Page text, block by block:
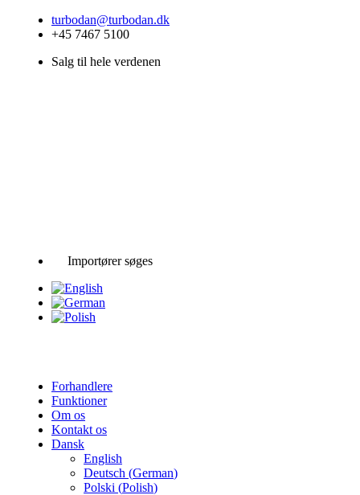
Videre
turbodan@turbodan.dk
+45 7467 5100
Salg til hele verdenen
Importører søges
Forhandlere
Funktioner
Om os
Kontakt os
Dansk
English
Deutsch (German)
Polski (Polish)